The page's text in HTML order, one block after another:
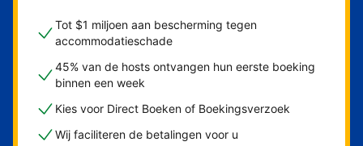
Tot $1 miljoen aan bescherming tegen
accommodatieschade
45% van de hosts ontvangen hun eerste boeking
binnen een week
Kies voor Direct Boeken of Boekingsverzoek
Wij faciliteren de betalingen voor u